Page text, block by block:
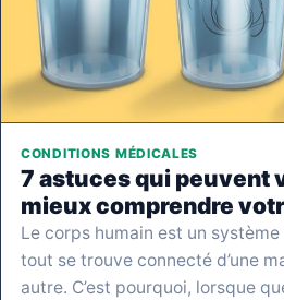
CONDITIONS MÉDICALES
7 astuces qui peuvent
mieux comprendre
Le corps humain est un
tout se trouve connecté d’une
autre. C’est pourquoi, lorsque